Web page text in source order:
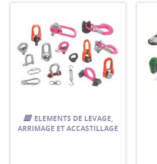
ELEMENTS DE LEVAGE,
ARRIMAGE ET ACCASTILLAGE